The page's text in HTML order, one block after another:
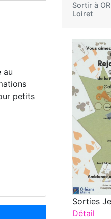
au
petits
Sortir à
Loiret
Sorties
Détail